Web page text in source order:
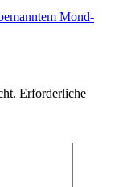
Mond-
Erforderliche